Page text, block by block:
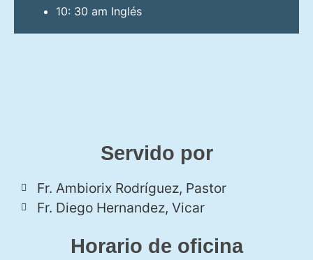
10: 30 am Inglés
Servido por
Fr. Ambiorix Rodríguez, Pastor
Fr. Diego Hernandez, Vicar
Horario de oficina